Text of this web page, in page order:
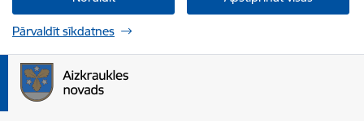
Pārvaldīt sīkdatnes